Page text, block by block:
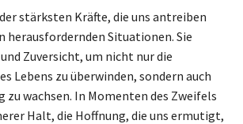
stärksten Kräfte, die uns antreiben
herausfordernden Situationen. Sie
Zuversicht, um nicht nur die
Lebens zu überwinden, sondern auch
zu wachsen. In Momenten des Zweifels
Halt, die Hoffnung, die uns ermutigt,